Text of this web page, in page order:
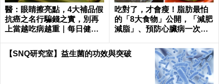
醫：眼睛擦亮點，4大補品假
抗癌之名行騙錢之實，別再
上當越吃病越重｜每日健康
吃對了，才會瘦！脂肪最怕
的「8大食物」公開，「減肥
減脂」、預防心臟病一次滿
【SNQ研究室】益生菌的功效與突破